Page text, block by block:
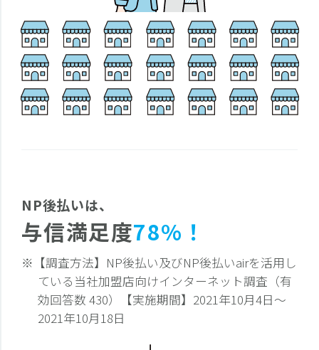
NP後払いは、
与信満足度78%！
※【調査方法】NP後払い及びNP後払いairを活用し
ている当社加盟店向けインターネット調査（有
効回答数 430）【実施期間】2021年10月4日〜
2021年10月18日